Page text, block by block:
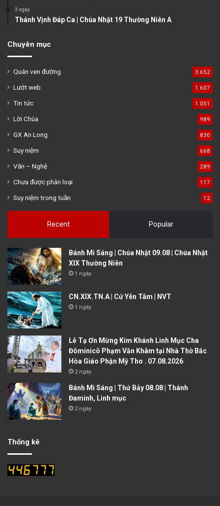
3 ngày
Thánh Vịnh Đáp Ca | Chúa Nhật 19 Thường Niên A
Chuyên mục
Quán ven đường 3.652
Lướt web 1.607
Tin tức 1.051
Lời Chúa 989
GX An Long 830
Suy niệm 668
Văn – Nghệ 289
Chưa được phân loại 117
Suy niệm trong tuần 12
Recent Popular
Bánh Mì Sáng | Chúa Nhật 09.08 | Chúa Nhật
XIX Thường Niên
1 ngày
CN.XIX.TN.A | Cứ Yên Tâm | NVT
1 ngày
Lễ Tạ Ơn Mừng Kim Khánh Linh Mục Cha
Đôminicô Phạm Văn Khâm tại Nhà Thờ Bắc
Hòa Giáo Phận Mỹ Tho . 07.08.2026
2 ngày
Bánh Mì Sáng | Thứ Bảy 08.08 | Thánh
Đaminh, Linh mục
2 ngày
Thống kê